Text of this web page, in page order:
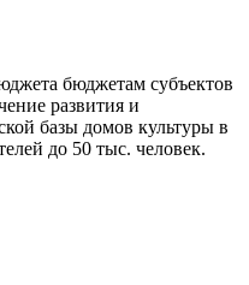
бюджетам субъектов
развития и
базы домов культуры в
до 50 тыс. человек.